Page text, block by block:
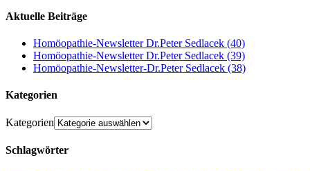
Aktuelle Beiträge
Homöopathie-Newsletter Dr.Peter Sedlacek (40)
Homöopathie-Newsletter Dr.Peter Sedlacek (39)
Homöopathie-Newsletter-Dr.Peter Sedlacek (38)
Kategorien
Kategorien
Schlagwörter